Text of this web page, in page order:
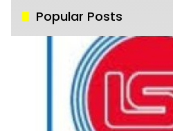
Popular Posts